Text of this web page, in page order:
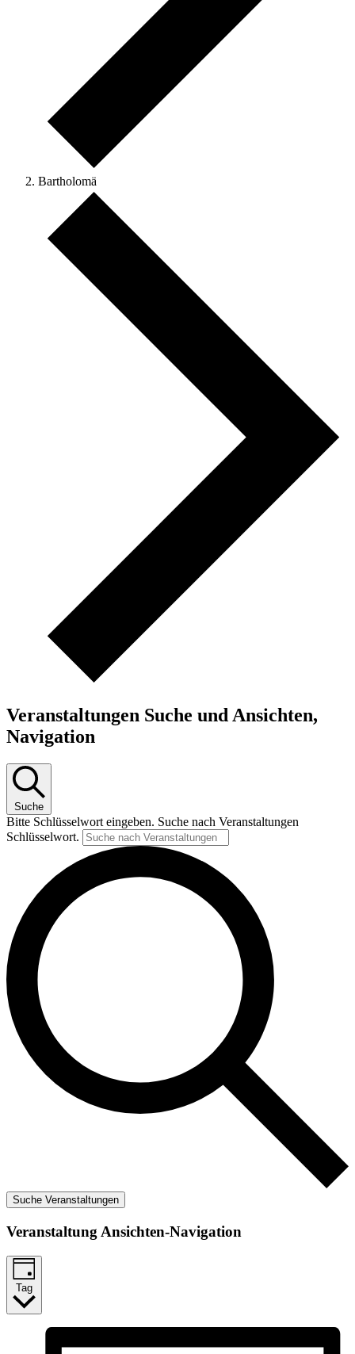
Bartholomä
Veranstaltungen Suche und Ansichten,
Navigation
Suche
Bitte Schlüsselwort eingeben. Suche nach Veranstaltungen
Schlüsselwort.
Suche Veranstaltungen
Veranstaltung Ansichten-Navigation
Tag